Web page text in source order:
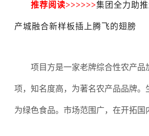
推荐阅读>>>>>>集团全力助
产城融合新样板插上腾飞的翅膀
项目方是一家老牌综合性农产品
项，知名度高，为著名农产品品牌
为绿色食品。市场范围广，在开拓